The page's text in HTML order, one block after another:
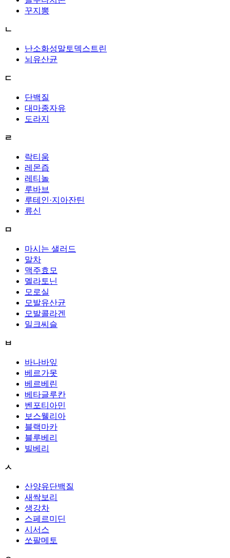
꾸지뽕
ㄴ
난소화성말토덱스트린
뇌유산균
ㄷ
단백질
대마종자유
도라지
ㄹ
락티움
레몬즙
레티놀
루바브
루테인·지아잔틴
류신
ㅁ
마시는 샐러드
말차
맥주효모
멜라토닌
모로실
모발유산균
모발콜라겐
밀크씨슬
ㅂ
바나바잎
베르가못
베르베린
베타글루칸
벤포티아민
보스웰리아
블랙마카
블루베리
빌베리
ㅅ
산양유단백질
새싹보리
생강차
스페르미딘
시서스
쏘팔메토